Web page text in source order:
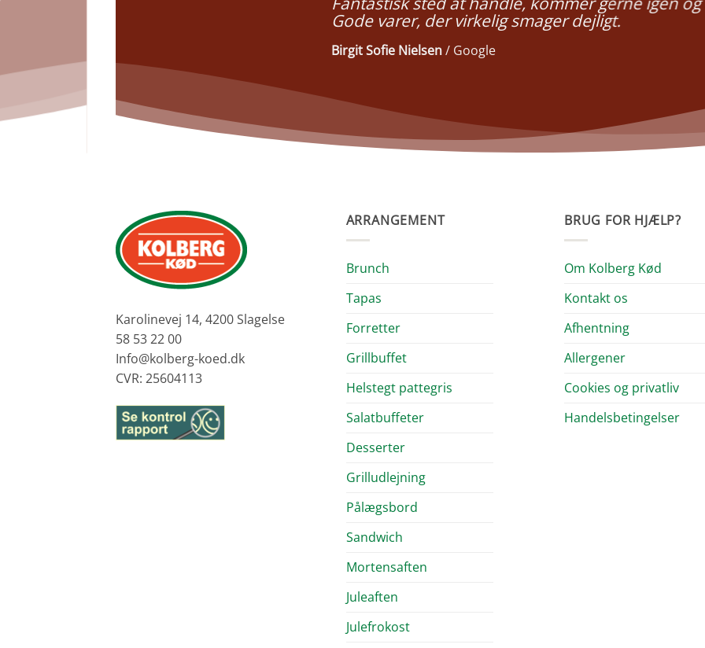
Gode varer, der virkelig smager dejligt.
Birgit Sofie Nielsen / Google
Karolinevej 14, 4200 Slagelse
58 53 22 00
Info@kolberg-koed.dk
CVR: 25604113
ARRANGEMENT
Brunch
Tapas
Forretter
Grillbuffet
Helstegt pattegris
Salatbuffeter
Desserter
Grilludlejning
Pålægsbord
Sandwich
Mortensaften
Juleaften
Julefrokost
BRUG FOR HJÆLP?
Om Kolberg Kød
Kontakt os
Afhentning
Allergener
Cookies og privatliv
Handelsbetingelser